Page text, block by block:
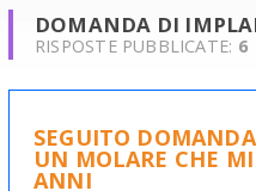
DOMANDA DI
RISPOSTE PUBBLICATE: 6
SEGUITO
UN MOLARE CHE
ANNI